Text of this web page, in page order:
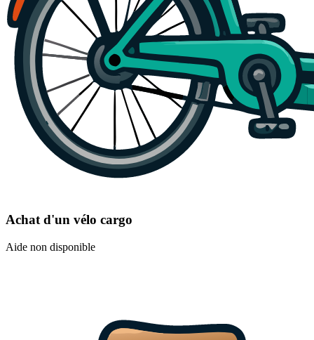
Achat d'un vélo cargo
Aide non disponible